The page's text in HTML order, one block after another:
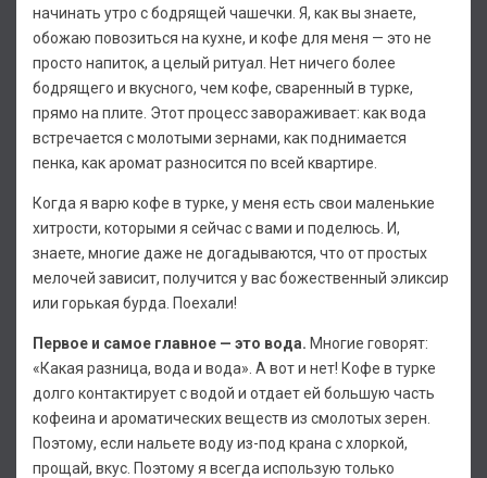
начинать утро с бодрящей чашечки. Я, как вы знаете,
обожаю повозиться на кухне, и кофе для меня — это не
просто напиток, а целый ритуал. Нет ничего более
бодрящего и вкусного, чем кофе, сваренный в турке,
прямо на плите. Этот процесс завораживает: как вода
встречается с молотыми зернами, как поднимается
пенка, как аромат разносится по всей квартире.
Когда я варю кофе в турке, у меня есть свои маленькие
хитрости, которыми я сейчас с вами и поделюсь. И,
знаете, многие даже не догадываются, что от простых
мелочей зависит, получится у вас божественный эликсир
или горькая бурда. Поехали!
Первое и самое главное — это вода. Многие говорят:
«Какая разница, вода и вода». А вот и нет! Кофе в турке
долго контактирует с водой и отдает ей большую часть
кофеина и ароматических веществ из смолотых зерен.
Поэтому, если нальете воду из-под крана с хлоркой,
прощай, вкус. Поэтому я всегда использую только